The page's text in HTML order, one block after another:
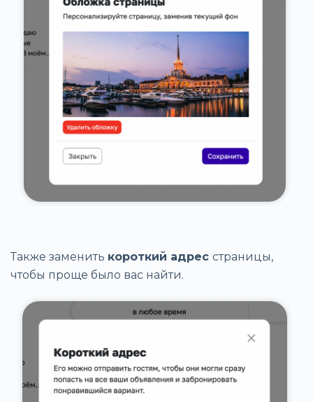
Также заменить короткий адрес страницы,
чтобы проще было вас найти.